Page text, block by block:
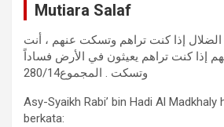
Mutiara Salaf
الضلال إذا كنت تراهم وتسكت عنهم ، أنت
إذا كنت تراهم يعيثون في الأرض فساداً
وتسكت . المجموع280/14
Asy-Syaikh Rabi’ bin Hadi Al Madkhaly
berkata: